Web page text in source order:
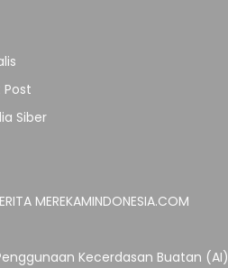
Siber
MEREKAMINDONESIA.COM
Kecerdasan Buatan (AI)